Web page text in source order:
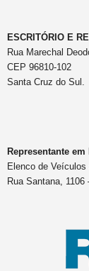
ESCRITÓRIO E
Rua Marechal
CEP 96810-102
Santa Cruz do Sul.
Representante
Elenco de
Rua Santana,